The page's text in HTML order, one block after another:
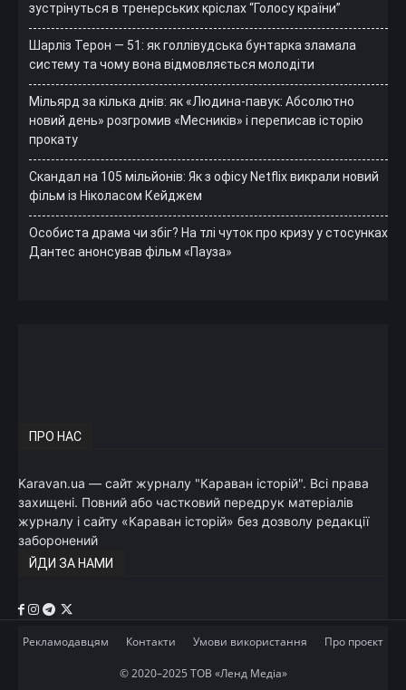
зустрінуться в тренерських кріслах “Голосу країни”
Шарліз Терон — 51: як голлівудська бунтарка зламала
систему та чому вона відмовляється молодіти
Мільярд за кілька днів: як «Людина-павук: Абсолютно
новий день» розгромив «Месників» і переписав історію
прокату
Скандал на 105 мільйонів: Як з офісу Netflix викрали новий
фільм із Ніколасом Кейджем
Особиста драма чи збіг? На тлі чуток про кризу у стосунках
Дантес анонсував фільм «Пауза»
ПРО НАС
Karavan.ua — сайт журналу "Караван історій". Всі права
захищені. Повний або частковий передрук матеріалів
журналу і сайту «Караван історій» без дозволу редакції
заборонений
ЙДИ ЗА НАМИ
Рекламодавцям Контакти Умови використання Про проєкт
© 2020–2025 ТОВ «Ленд Медіа»